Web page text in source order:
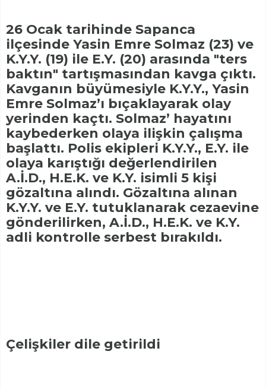
26 Ocak tarihinde Sapanca
ilçesinde Yasin Emre Solmaz (23) ve
K.Y.Y. (19) ile E.Y. (20) arasında "ters
baktın" tartışmasından kavga çıktı.
Kavganın büyümesiyle K.Y.Y., Yasin
Emre Solmaz’ı bıçaklayarak olay
yerinden kaçtı. Solmaz’ hayatını
kaybederken olaya ilişkin çalışma
başlattı. Polis ekipleri K.Y.Y., E.Y. ile
olaya karıştığı değerlendirilen
A.İ.D., H.E.K. ve K.Y. isimli 5 kişi
gözaltına alındı. Gözaltına alınan
K.Y.Y. ve E.Y. tutuklanarak cezaevine
gönderilirken, A.İ.D., H.E.K. ve K.Y.
adli kontrolle serbest bırakıldı.
Çelişkiler dile getirildi